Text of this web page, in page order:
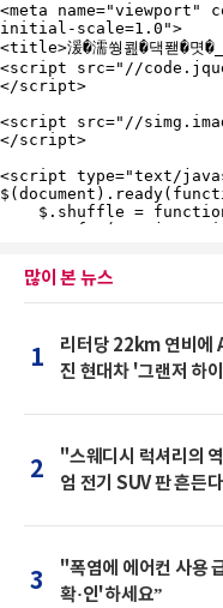
많이 본 뉴스
1
리터당 22km 연비에
진 현대차 '그랜저 하
2
"스웨디시 럭셔리의
엄 전기 SUV 판 흔든다
3
"폭염에 에어컨 사용
확·인'하세요”